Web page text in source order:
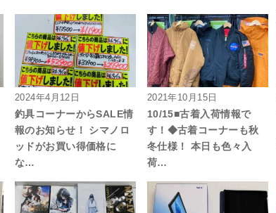
2024年4月12日
釣具コーナーからSALE情
報のお知らせ！ シマノロ
ッドがお買い得価格に
な…
2021年10月15日
10/15■古着入荷情報で
す！◆古着コーナーも秋
冬仕様！ 本日も色々入
荷…